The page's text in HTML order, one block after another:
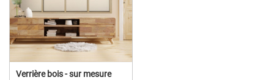
Verrière bois - sur mesure